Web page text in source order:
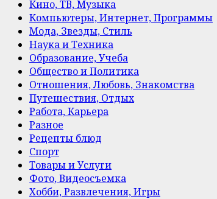
Кино, ТВ, Музыка
Компьютеры, Интернет, Программы
Мода, Звезды, Стиль
Наука и Техника
Образование, Учеба
Общество и Политика
Отношения, Любовь, Знакомства
Путешествия, Отдых
Работа, Карьера
Разное
Рецепты блюд
Спорт
Товары и Услуги
Фото, Видеосъемка
Хобби, Развлечения, Игры